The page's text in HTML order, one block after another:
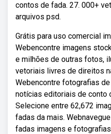
contos de fada. 27. 000+
arquivos psd.
Grátis para uso comercial
Webencontre imagens
e milhões de outras fotos,
vetoriais livres de direitos
Webencontre fotografias
notícias editoriais de conto
Selecione entre 62,672
fadas da mais.
fadas imagens e